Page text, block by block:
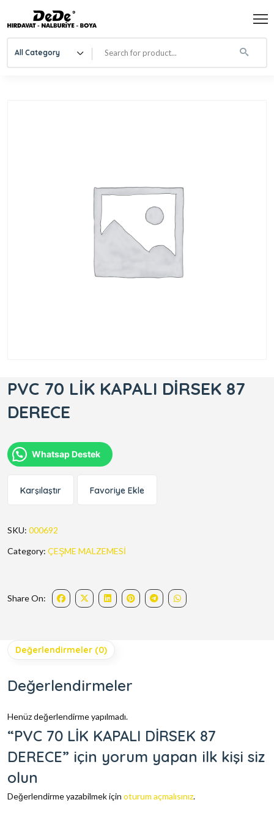
All Category
PVC 70 LİK KAPALI DİRSEK 87
DERECE
Whatsap Destek
Karşılaştır Favoriye Ekle
SKU: 000692
Category: ÇEŞME MALZEMESİ
Share On:
Değerlendirmeler (0)
Değerlendirmeler
Henüz değerlendirme yapılmadı.
“PVC 70 LİK KAPALI DİRSEK 87
DERECE” için yorum yapan ilk kişi siz
olun
Değerlendirme yazabilmek için oturum açmalısınız.